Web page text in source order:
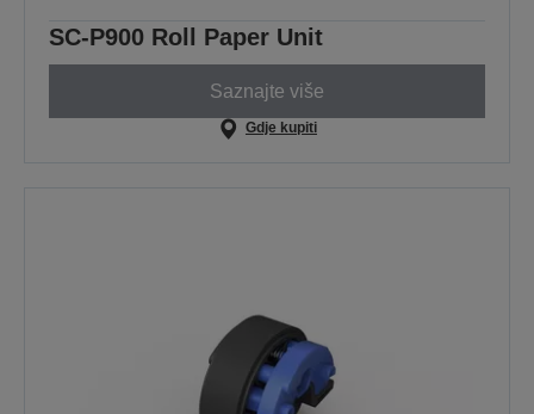
SC-P900 Roll Paper Unit
Saznajte više
Gdje kupiti